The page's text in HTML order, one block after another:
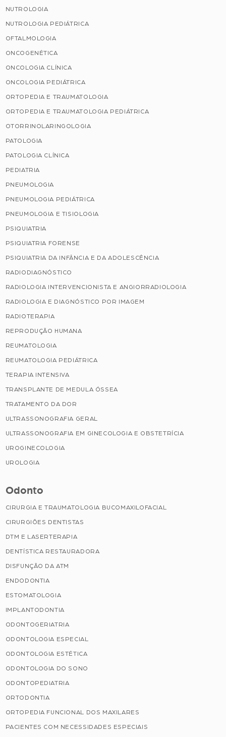
NUTROLOGIA
NUTROLOGIA PEDIÁTRICA
OFTALMOLOGIA
ONCOGENÉTICA
ONCOLOGIA CLÍNICA
ONCOLOGIA PEDIÁTRICA
ORTOPEDIA E TRAUMATOLOGIA
ORTOPEDIA E TRAUMATOLOGIA PEDIÁTRICA
OTORRINOLARINGOLOGIA
PATOLOGIA
PATOLOGIA CLÍNICA
PEDIATRIA
PNEUMOLOGIA
PNEUMOLOGIA PEDIÁTRICA
PNEUMOLOGIA E TISIOLOGIA
PSIQUIATRIA
PSIQUIATRIA FORENSE
PSIQUIATRIA DA INFÂNCIA E DA ADOLESCÊNCIA
RADIODIAGNÓSTICO
RADIOLOGIA INTERVENCIONISTA E ANGIORRADIOLOGIA
RADIOLOGIA E DIAGNÓSTICO POR IMAGEM
RADIOTERAPIA
REPRODUÇÃO HUMANA
REUMATOLOGIA
REUMATOLOGIA PEDIÁTRICA
TERAPIA INTENSIVA
TRANSPLANTE DE MEDULA ÓSSEA
TRATAMENTO DA DOR
ULTRASSONOGRAFIA GERAL
ULTRASSONOGRAFIA EM GINECOLOGIA E OBSTETRÍCIA
UROGINECOLOGIA
UROLOGIA
Odonto
CIRURGIA E TRAUMATOLOGIA BUCOMAXILOFACIAL
CIRURGIÕES DENTISTAS
DTM E LASERTERAPIA
DENTÍSTICA RESTAURADORA
DISFUNÇÃO DA ATM
ENDODONTIA
ESTOMATOLOGIA
IMPLANTODONTIA
ODONTOGERIATRIA
ODONTOLOGIA ESPECIAL
ODONTOLOGIA ESTÉTICA
ODONTOLOGIA DO SONO
ODONTOPEDIATRIA
ORTODONTIA
ORTOPEDIA FUNCIONAL DOS MAXILARES
PACIENTES COM NECESSIDADES ESPECIAIS